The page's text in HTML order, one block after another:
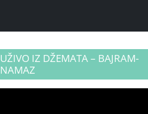
UŽIVO IZ DŽEMATA – BAJRAM-
NAMAZ